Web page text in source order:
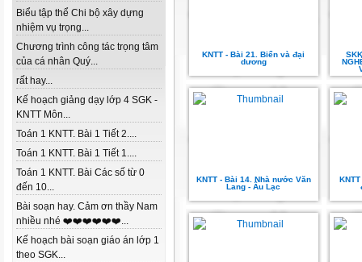
Biểu tập thể Chi bộ xây dựng
nhiệm vụ trọng...
Chương trình công tác trọng tâm
của cá nhân Quý...
rất hay...
Kế hoạch giảng dạy lớp 4 SGK -
KNTT Môn...
Toán 1 KNTT. Bài 1 Tiết 2....
Toán 1 KNTT. Bài 1 Tiết 1....
Toán 1 KNTT. Bài Các số từ 0
đến 10...
Bài soạn hay. Cảm ơn thầy Nam
nhiều nhé ❤️❤️❤️❤️❤️❤️...
Kế hoạch bài soạn giáo án lớp 1
theo SGK...
KNTT - Bài 21. Biển và đại
dương
KNTT - Bài 14. Nhà nước Văn
Lang - Âu Lạc